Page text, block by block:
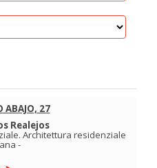
ABAJO, 27
Realejos
. Architettura residenziale
-